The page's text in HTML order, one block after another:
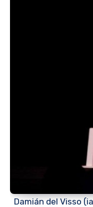
Damián del Visso